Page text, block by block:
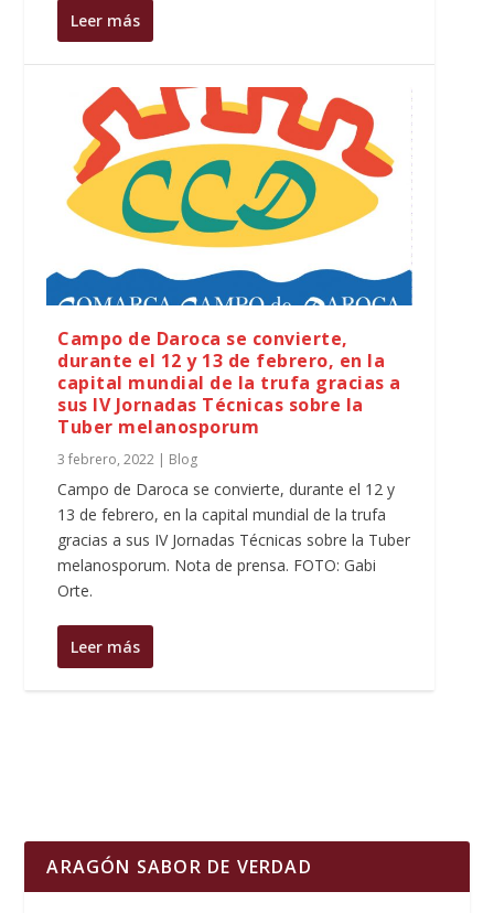
Leer más
Campo de Daroca se convierte,
durante el 12 y 13 de febrero, en la
capital mundial de la trufa gracias a
sus IV Jornadas Técnicas sobre la
Tuber melanosporum
3 febrero, 2022 | Blog
Campo de Daroca se convierte, durante el 12 y
13 de febrero, en la capital mundial de la trufa
gracias a sus IV Jornadas Técnicas sobre la Tuber
melanosporum. Nota de prensa. FOTO: Gabi
Orte.
Leer más
ARAGÓN SABOR DE VERDAD